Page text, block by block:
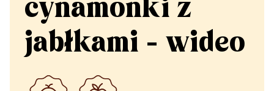
cynamonki z
jabłkami - wideo